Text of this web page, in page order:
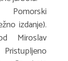
Pomorski
izdanje).
Miroslav